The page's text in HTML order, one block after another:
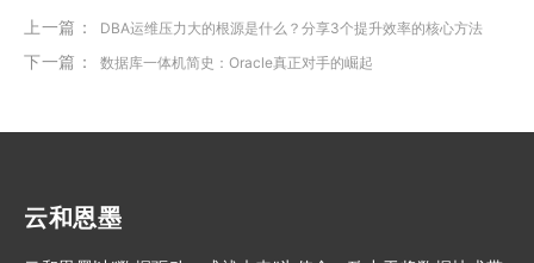
上一篇： DBA运维压力大的根源是什么？分享3个提升效率的核心方法
下一篇： 数据库一体机简史：Oracle真正对手的崛起
云和恩墨